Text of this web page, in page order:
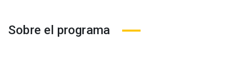
Sobre el programa